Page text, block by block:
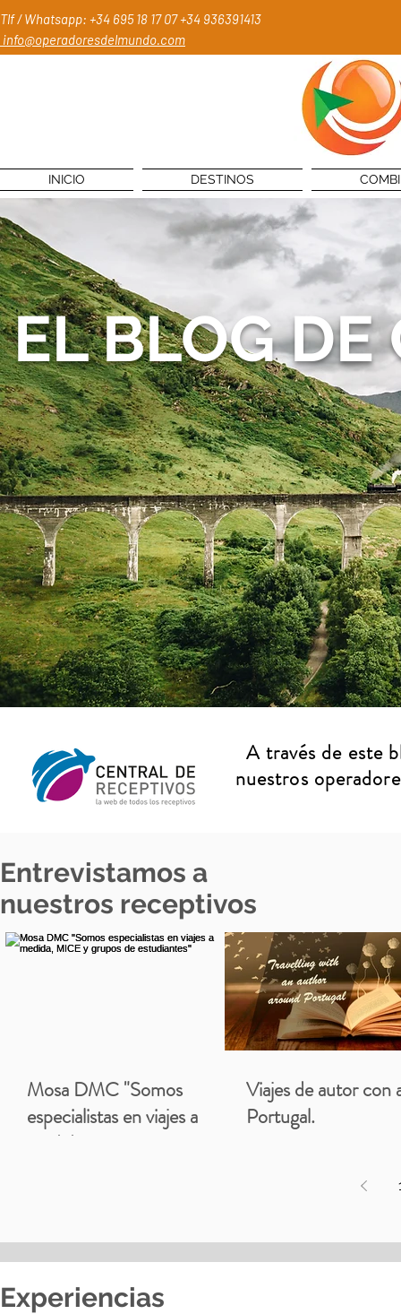
Tlf / Whatsapp: +34 695 18 17 07+34 936391413
info@operadoresdelmundo.com
INICIO DESTINOS
EL BLOG DE
A través de este
nuestros
Entrevistamos a
nuestros receptivos
Mosa DMC "Somos
especialistas en viajes a
medida, MICE y grupos de
Viajes de autor con
Portugal.
Experiencias